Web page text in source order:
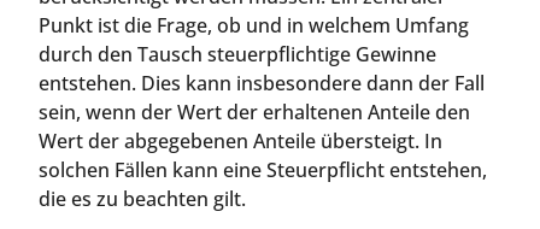
Punkt ist die Frage, ob und in welchem Umfang
durch den Tausch steuerpflichtige Gewinne
entstehen. Dies kann insbesondere dann der Fall
sein, wenn der Wert der erhaltenen Anteile den
Wert der abgegebenen Anteile übersteigt. In
solchen Fällen kann eine Steuerpflicht entstehen,
die es zu beachten gilt.